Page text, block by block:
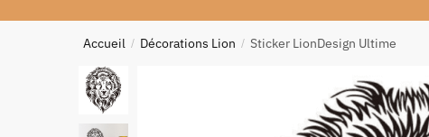
Accueil / Décorations Lion / Sticker LionDesign Ultime